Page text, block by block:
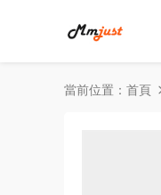
當前位置： 首頁